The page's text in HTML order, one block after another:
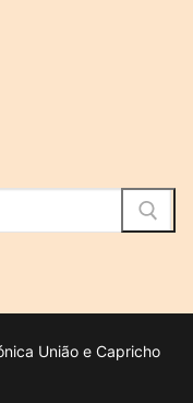
União e Capricho